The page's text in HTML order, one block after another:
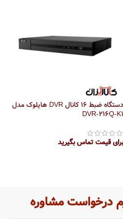
دستگاه ضبط 16 کانال DVR هایلوک مدل
DVR-216Q-K1
برای قیمت تماس بگیرید
درخواست مشاوره